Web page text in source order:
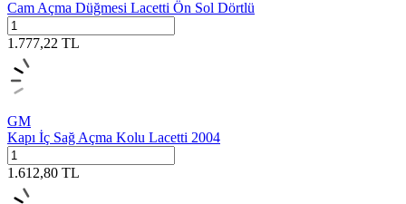
Cam Açma Düğmesi Lacetti Ön Sol Dörtlü
1.777,22 TL
GM
Kapı İç Sağ Açma Kolu Lacetti 2004
1.612,80 TL